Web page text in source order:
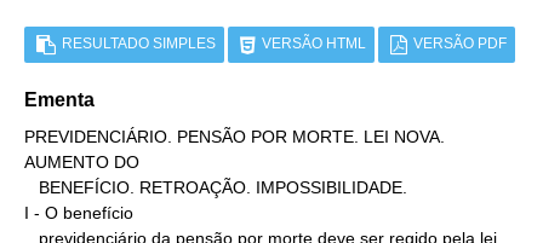
RESULTADO SIMPLES VERSÃO HTML VERSÃO PDF
Ementa
PREVIDENCIÁRIO. PENSÃO POR MORTE. LEI NOVA.
AUMENTO DO
I - O benefício